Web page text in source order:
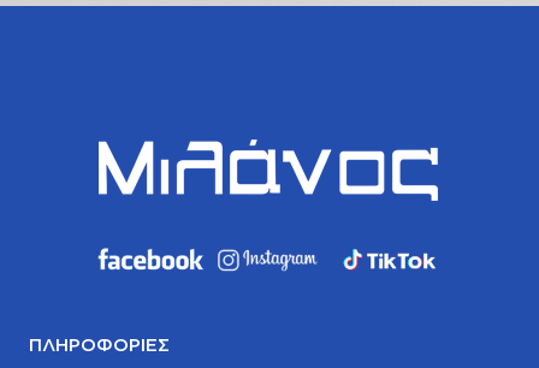
ΠΛΗΡΟΦΟΡΊΕΣ